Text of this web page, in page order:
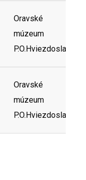
Oravské
múzeum
P.O.Hviezdoslava
Oravské
múzeum
P.O.Hviezdoslava